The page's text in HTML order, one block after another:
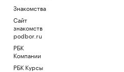
Знакомства
Сайт
знакомств
podbor.ru
РБК
Компании
РБК Курсы